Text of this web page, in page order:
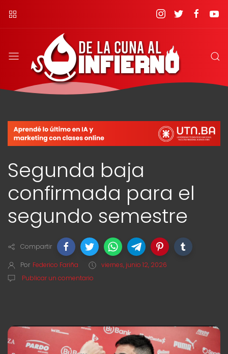
Segunda baja
confirmada para el
segundo semestre
Compartir
Por Federico Fariña
viernes, junio 12, 2026
Publicar un comentario